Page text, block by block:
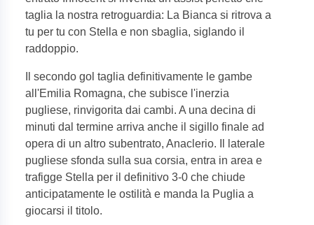
taglia la nostra retroguardia: La Bianca si ritrova a
tu per tu con Stella e non sbaglia, siglando il
raddoppio.
Il secondo gol taglia definitivamente le gambe
all'Emilia Romagna, che subisce l'inerzia
pugliese, rinvigorita dai cambi. A una decina di
minuti dal termine arriva anche il sigillo finale ad
opera di un altro subentrato, Anaclerio. Il laterale
pugliese sfonda sulla sua corsia, entra in area e
trafigge Stella per il definitivo 3-0 che chiude
anticipatamente le ostilità e manda la Puglia a
giocarsi il titolo.